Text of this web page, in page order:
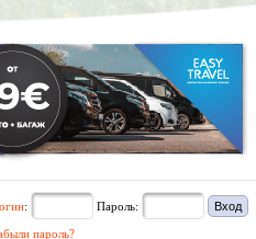
: Пароль:
пароль?